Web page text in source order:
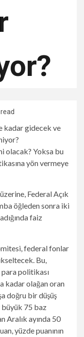
olacak? Yoksa bu
yön vermeye
Federal Açık
öğleden sonra iki
faiz
federal fonlar
Bu,
politikası
kadar olağan oran
doğru bir düşüş
büyük 75 baz
Aralık ayında 50
yüzde puanının